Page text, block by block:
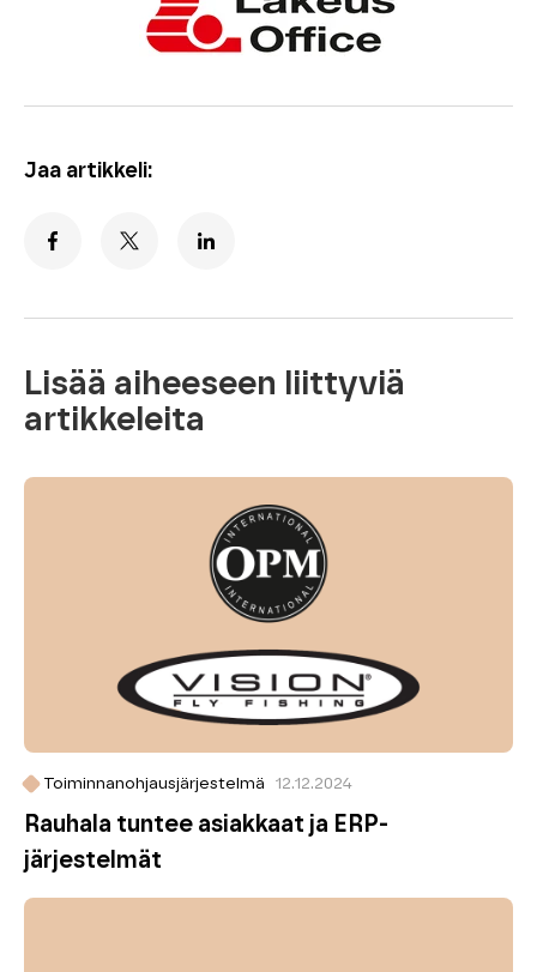
Jaa artikkeli:
Lisää aiheeseen liittyviä
artikkeleita
Toiminnanohjausjärjestelmä 12.12.2024
Rauhala tuntee asiakkaat ja ERP-
järjestelmät